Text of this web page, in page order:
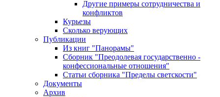
Другие примеры сотрудничества и
конфликтов
Курьезы
Сколько верующих
Публикации
Из книг "Панорамы"
Сборник "Преодолевая государственно -
конфессиональные отношения"
Статьи сборника "Пределы светскости"
Документы
Архив